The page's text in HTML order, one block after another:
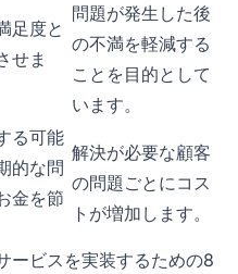
足度と
せま
問題が発生した後
の不満を軽減する
ことを目的として
います。
る可能
的な問
金を節
解決が必要な顧客
の問題ごとにコス
トが増加します。
ービスを実装するための8